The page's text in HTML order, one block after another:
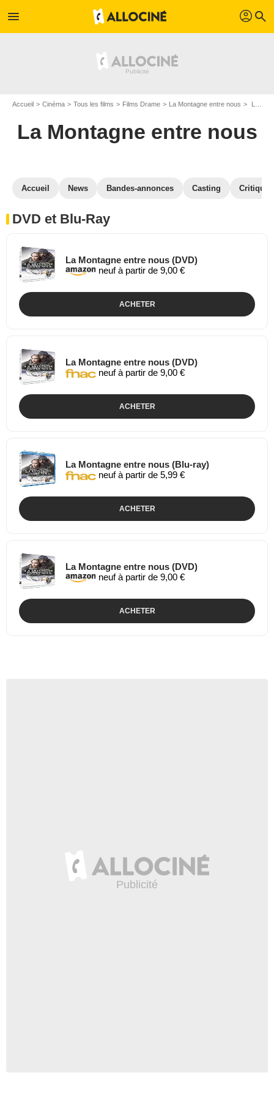
menu profil search
Accueil Cinéma Tous les films Films Drame La Montagne entre nous La Montagne entre nous en DVD Blu Ray
La Montagne entre nous
Accueil News Bandes-annonces Casting
DVD et Blu-Ray
La Montagne entre nous (DVD)
neuf à partir de 9,00 €
ACHETER
La Montagne entre nous (DVD)
neuf à partir de 9,00 €
ACHETER
La Montagne entre nous (Blu-ray)
neuf à partir de 5,99 €
ACHETER
La Montagne entre nous (DVD)
neuf à partir de 9,00 €
ACHETER